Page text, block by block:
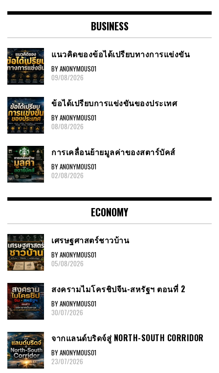
BUSINESS
แนวคิดของข้อได้เปรียบทางการแข่งขัน
BY ANONYMOUS01
09/08/2026
ข้อได้เปรียบการแข่งขันของประเทศ
BY ANONYMOUS01
08/08/2026
การเคลื่อนย้ายมูลค่าของสตาร์บัคส์
BY ANONYMOUS01
02/08/2026
ECONOMY
เศรษฐศาสตร์ชาวบ้าน
BY ANONYMOUS01
05/08/2026
สงครามไมโครชิปจีน-สหรัฐฯ ตอนที่ 2
BY ANONYMOUS01
30/07/2026
จากแลนด์บริดจ์สู่ NORTH-SOUTH CORRIDOR
BY ANONYMOUS01
23/07/2026